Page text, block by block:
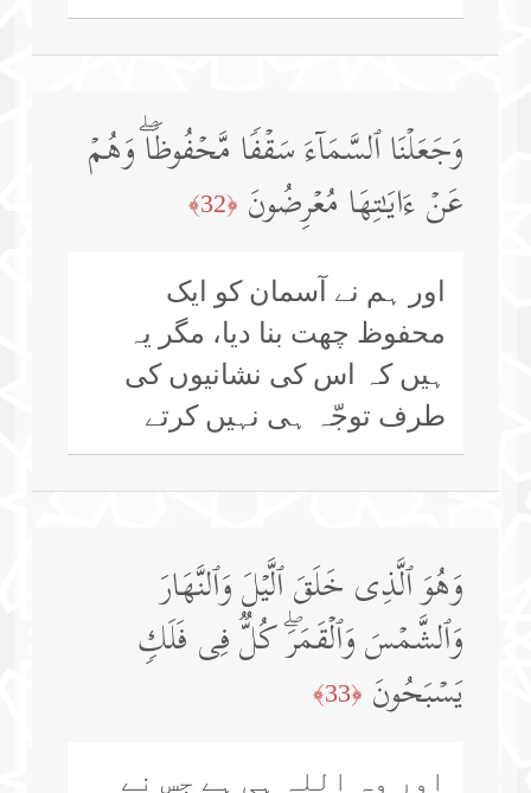
وَجَعَلۡنَا ٱلسَّمَاۤءَ سَقۡفࣰا مَّحۡفُوظࣰاۖ وَهُمۡ
عَنۡ ءَایَـٰتِهَا مُعۡرِضُونَ ﴿32﴾
اور ہم نے آسمان کو ایک
محفوظ چھت بنا دیا، مگر یہ
ہیں کہ اس کی نشانیوں کی
طرف توجّہ ہی نہیں کرتے
وَهُوَ ٱلَّذِی خَلَقَ ٱلَّیۡلَ وَٱلنَّهَارَ
وَٱلشَّمۡسَ وَٱلۡقَمَرَۖ كُلࣱّ فِی فَلَكࣲ
یَسۡبَحُونَ ﴿33﴾
اور وہ اللہ ہی ہے جس نے